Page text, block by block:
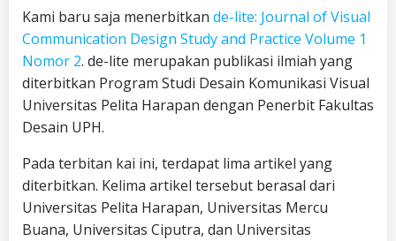
Kami baru saja menerbitkan de-lite: Journal of Visual
Communication Design Study and Practice Volume 1
Nomor 2. de-lite merupakan publikasi ilmiah yang
diterbitkan Program Studi Desain Komunikasi Visual
Universitas Pelita Harapan dengan Penerbit Fakultas
Desain UPH.
Pada terbitan kai ini, terdapat lima artikel yang
diterbitkan. Kelima artikel tersebut berasal dari
Universitas Pelita Harapan, Universitas Mercu
Buana, Universitas Ciputra, dan Universitas